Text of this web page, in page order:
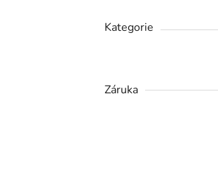
Kategorie
Záruka